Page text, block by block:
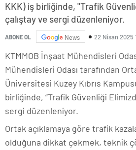
KKK) iş birliğinde, "Trafik
çalıştay ve sergi düzenleniyor.
ABONE OL News 22 Nisan 2025
KTMMOB İnşaat Mühendisleri
Mühendisleri Odası tarafından
Üniversitesi Kuzey Kıbrıs
birliğinde, “Trafik Güvenliği
sergi düzenleniyor.
Ortak açıklamaya göre trafik
olduğuna dikkat çekmek, teknik